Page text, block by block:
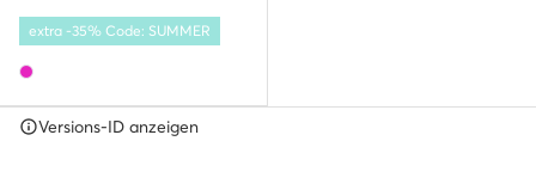
extra -35% Code: SUMMER
Versions-ID anzeigen